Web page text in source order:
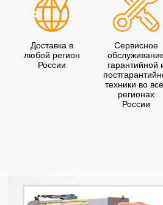
Доставка в
любой регион
России
Сервисное
гарантийной
техники во
регионах
России